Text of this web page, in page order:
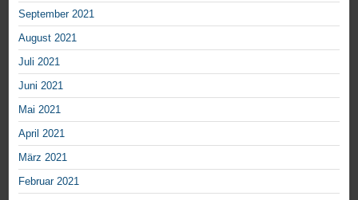
September 2021
August 2021
Juli 2021
Juni 2021
Mai 2021
April 2021
März 2021
Februar 2021